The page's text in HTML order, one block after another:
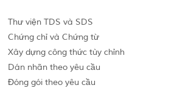
Thư viện TDS và SDS
Chứng chỉ và Chứng từ
Xây dựng công thức tùy chỉnh
Dán nhãn theo yêu cầu
Đóng gói theo yêu cầu